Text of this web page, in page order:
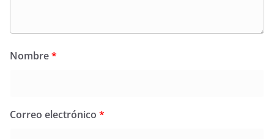
Nombre*
Correo electrónico *